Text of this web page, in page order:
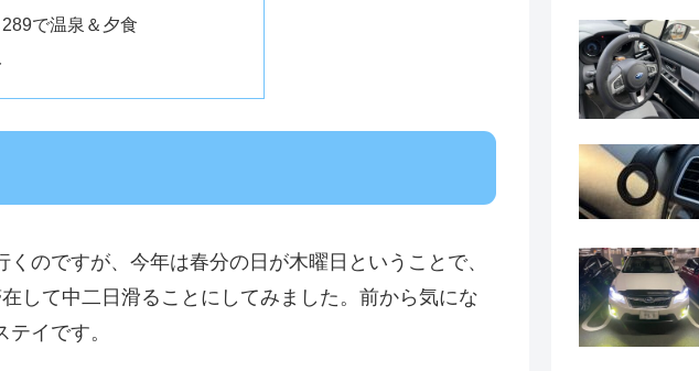
で温泉＆夕食
のですが、今年は春分の日が木曜日ということで、
して中二日滑ることにしてみました。前から気にな
イです。